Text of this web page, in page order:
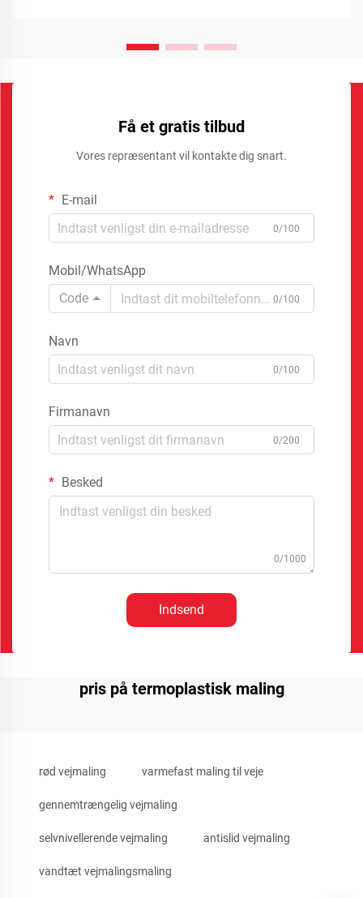
Få et gratis tilbud
Vores repræsentant vil kontakte dig snart.
E-mail
0/100
Mobil/WhatsApp
Code
0/100
Navn
0/100
Firmanavn
0/200
Besked
0/1000
Indsend
pris på termoplastisk maling
rød vejmaling varmefast maling til veje
gennemtrængelig vejmaling
selvnivellerende vejmaling antislid vejmaling
vandtæt vejmalingsmaling